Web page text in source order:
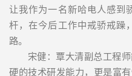
让我作为一名新哈电人感到
杆，在今后工作中戒骄戒躁
路。
宋健：覃大清副总工程
硬的技术研发能力，更是富